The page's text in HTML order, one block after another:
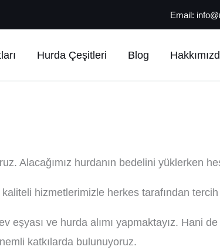
Email:
Hurda Çeşitleri Blog
Alacağımız hurdanın bedelini yüklerken
hizmetlerimizle herkes tarafından
eşyası ve hurda alımı yapmaktayız. Hani
katkılarda bulunuyoruz.